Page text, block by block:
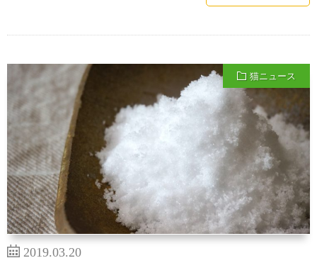
猫ニュース
2019.03.20